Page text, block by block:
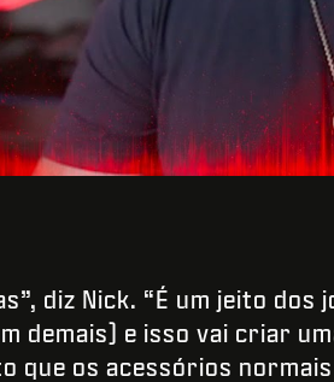
diz Nick. “É um jeito
demais) e isso vai criar
que os acessórios normais